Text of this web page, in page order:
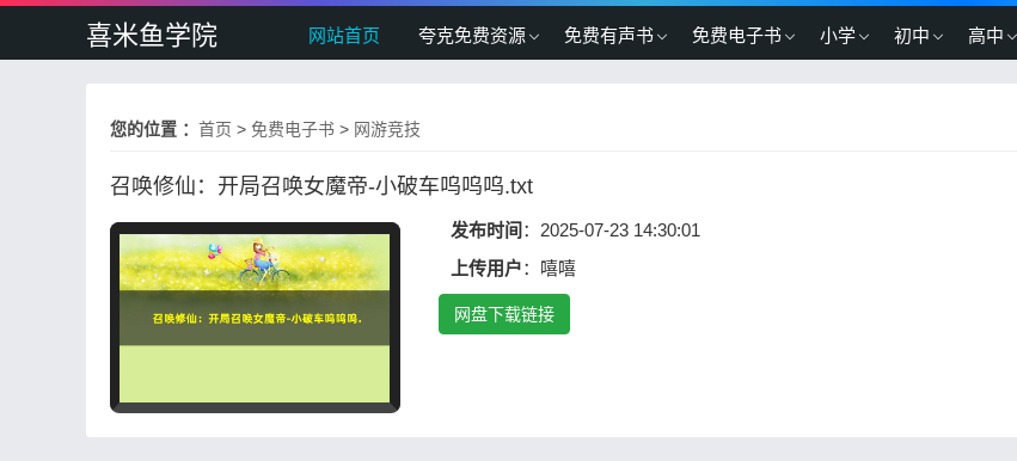
喜米鱼学院 网站首页 夸克免费资源 免费有声书 免费电子书 小学 初中 高中
您的位置 ： 首页 > 免费电子书 > 网游竞技
召唤修仙：开局召唤女魔帝-小破车呜呜呜.txt
发布时间 ：2025-07-23 14:30:01
上传用户：嘻嘻
网盘下载链接